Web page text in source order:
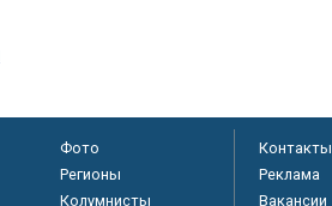
Фото
Регионы
Колумнисты
Контакты
Реклама
Вакансии